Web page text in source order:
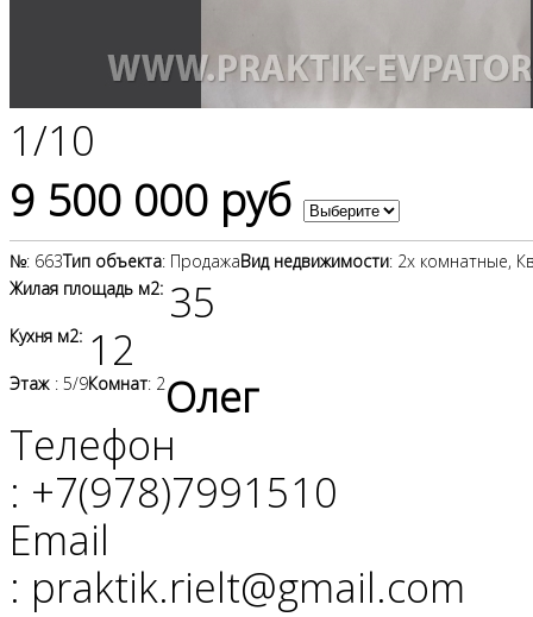
1/10
9 500 000 руб
№: 663Тип объекта: ПродажаВид недвижимости: 2х комнатные,
Жилая площадь м2: 35
Кухня м2: 12
Этаж : 5/9Комнат: 2Олег
Телефон
: +7(978)7991510
Email
: praktik.rielt@gmail.com